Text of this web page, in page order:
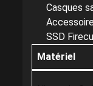
Casques
SSD
Matériel